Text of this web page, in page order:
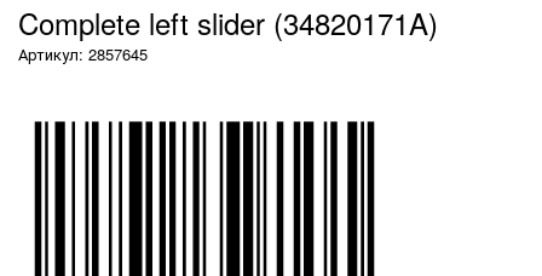
Complete left slider (34820171A)
Артикул: 2857645